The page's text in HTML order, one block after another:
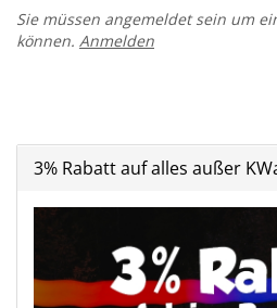
Sie müssen angemeldet sein um
können. Anmelden
3% Rabatt auf alles außer